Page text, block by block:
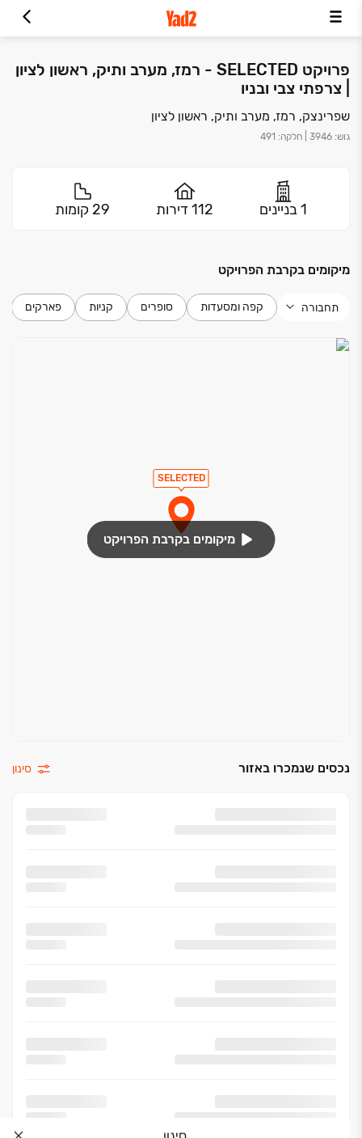
פרויקט SELECTED - רמז, מערב ותיק, ראשון לציון
| צרפתי צבי ובניו
שפרינצק, רמז, מערב ותיק, ראשון לציון
גוש:
3946 חלקה:
491
1 בניינים 112 דירות 29 קומות
מיקומים בקרבת הפרויקט
תחבורה קפה ומסעדות סופרים קניות פארקים
SELECTED
מיקומים בקרבת הפרויקט
נכסים שנמכרו באזור סינון